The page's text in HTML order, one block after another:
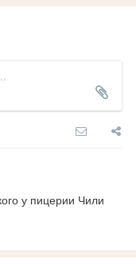
у пицерии Чили